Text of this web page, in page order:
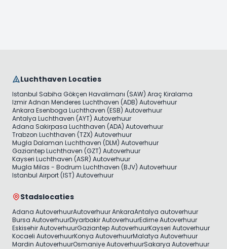
Luchthaven Locaties
Istanbul Sabiha Gökçen Havalimanı (SAW) Araç Kiralama
Izmir Adnan Menderes Luchthaven (ADB) Autoverhuur
Ankara Esenboga Luchthaven (ESB) Autoverhuur
Antalya Luchthaven (AYT) Autoverhuur
Adana Sakirpasa Luchthaven (ADA) Autoverhuur
Trabzon Luchthaven (TZX) Autoverhuur
Mugla Dalaman Luchthaven (DLM) Autoverhuur
Gaziantep Luchthaven (GZT) Autoverhuur
Kayseri Luchthaven (ASR) Autoverhuur
Mugla Milas - Bodrum Luchthaven (BJV) Autoverhuur
Istanbul Airport (IST) Autoverhuur
Stadslocaties
Adana AutoverhuurAutoverhuur AnkaraAntalya autoverhuur
Bursa AutoverhuurDiyarbakir AutoverhuurEdirne Autoverhuur
Eskisehir AutoverhuurGaziantep AutoverhuurKayseri Autoverhuur
Kocaeli AutoverhuurKonya AutoverhuurMalatya Autoverhuur
Mardin AutoverhuurOsmaniye AutoverhuurSakarya Autoverhuur